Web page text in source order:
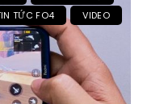
TỨC FO4 VIDEO